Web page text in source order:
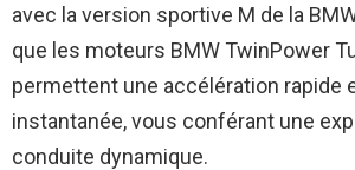
avec la version sportive M de la
que les moteurs BMW TwinPower
permettent une accélération rapide
instantanée, vous conférant une
conduite dynamique.